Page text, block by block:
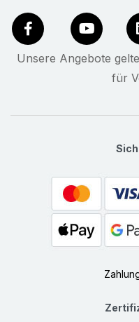
Unsere Angebote
für